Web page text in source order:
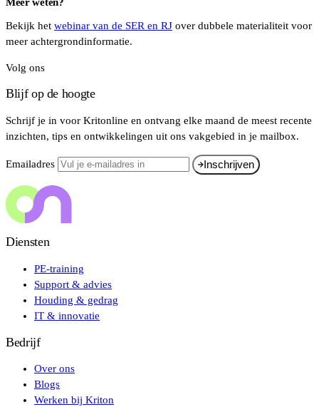
Bekijk het webinar van de SER en RJ over dubbele materialiteit voor
meer achtergrondinformatie.
Volg ons
Blijf op de hoogte
Schrijf je in voor Kritonline en ontvang elke maand de meest recente
inzichten, tips en ontwikkelingen uit ons vakgebied in je mailbox.
Emailadres Inschrijven
Diensten
PE-training
Support & advies
Houding & gedrag
IT & innovatie
Bedrijf
Over ons
Blogs
Werken bij Kriton